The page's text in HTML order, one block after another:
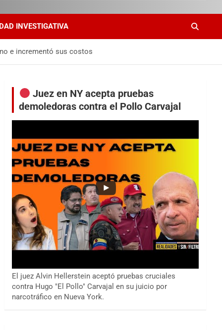
INVESTIGATIVA
e incrementó sus costos
Juez en NY acepta pruebas
demoledoras contra el Pollo Carvajal
El juez Alvin Hellerstein aceptó pruebas cruciales
contra Hugo "El Pollo" Carvajal en su juicio por
narcotráfico en Nueva York.